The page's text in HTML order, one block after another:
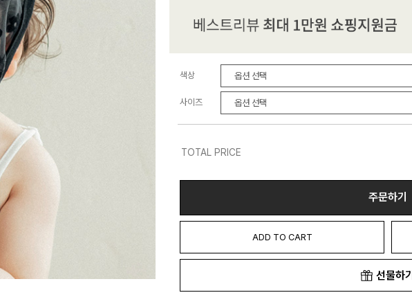
색상
사이즈
TOTAL PRICE
주문하기
ADD TO CART
선물하기